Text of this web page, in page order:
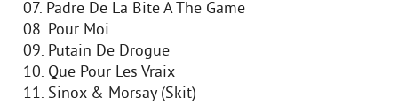
07. Padre De La Bite A The Game
08. Pour Moi
09. Putain De Drogue
10. Que Pour Les Vraix
11. Sinox & Morsay (Skit)